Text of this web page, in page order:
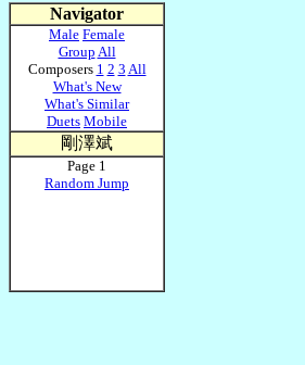
Navigator
Male Female
Group All
Composers 1 2 3 All
What's New
What's Similar
Duets Mobile
剛澤斌
Page 1
Random Jump